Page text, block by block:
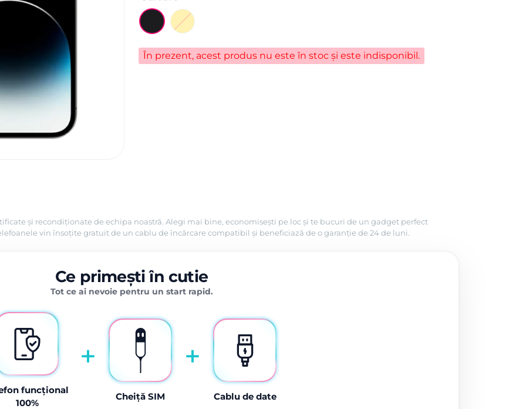
În prezent, acest produs nu este în stoc și este indisponibil.
și recondiționate de echipa noastră. Alegi mai bine, economisești pe loc și te bucuri de un gadget perfect
vin însoțite gratuit de un cablu de încărcare compatibil și beneficiază de o garanție de 24 de luni.
Ce primești în cutie
Tot ce ai nevoie pentru un start rapid.
funcțional
100%
+
Cheiță SIM
+
Cablu de date